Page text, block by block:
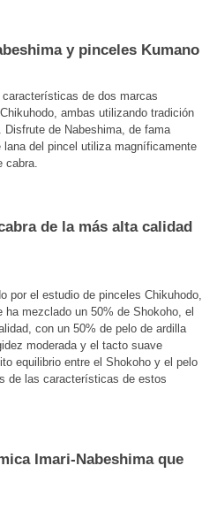
y pinceles Kumano
de dos marcas
ambas utilizando tradición
Disfrute de Nabeshima, de fama
lana del pincel utiliza magníficamente
cabra.
de la más alta calidad
por el estudio de pinceles Chikuhodo,
mezclado un 50% de Shokoho, el
con un 50% de pelo de ardilla
moderada y el tacto suave
equilibrio entre el Shokoho y el pelo
de las características de estos
Imari-Nabeshima que